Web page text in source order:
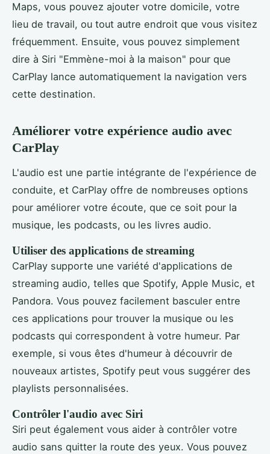
Maps, vous pouvez ajouter votre domicile, votre
lieu de travail, ou tout autre endroit que vous visitez
fréquemment. Ensuite, vous pouvez simplement
dire à Siri "Emmène-moi à la maison" pour que
CarPlay lance automatiquement la navigation vers
cette destination.
Améliorer votre expérience audio avec
CarPlay
L'audio est une partie intégrante de l'expérience de
conduite, et CarPlay offre de nombreuses options
pour améliorer votre écoute, que ce soit pour la
musique, les podcasts, ou les livres audio.
Utiliser des applications de streaming
CarPlay supporte une variété d'applications de
streaming audio, telles que Spotify, Apple Music, et
Pandora. Vous pouvez facilement basculer entre
ces applications pour trouver la musique ou les
podcasts qui correspondent à votre humeur. Par
exemple, si vous êtes d'humeur à découvrir de
nouveaux artistes, Spotify peut vous suggérer des
playlists personnalisées.
Contrôler l'audio avec Siri
Siri peut également vous aider à contrôler votre
audio sans quitter la route des yeux. Vous pouvez